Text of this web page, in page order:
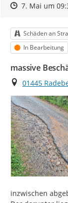
Zeitpunkt des
Zeitpunkt des
7. Mai um
Kategorie
Schäden an
Status
In Bearbeitung
massive
Ort
01445
inzwischen